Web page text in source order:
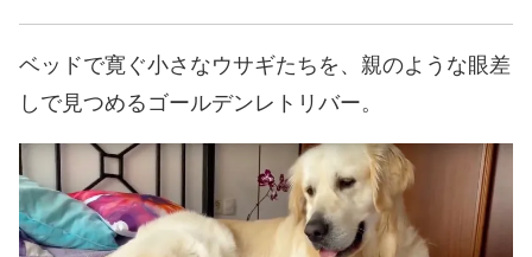
ベッドで寛ぐ小さなウサギたちを、親のような眼差
しで見つめるゴールデンレトリバー。